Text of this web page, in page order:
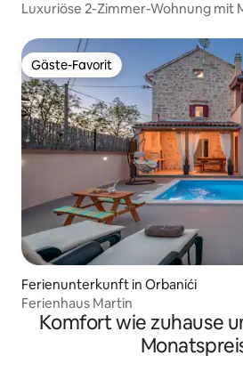
Luxuriöse 2-Zimmer-Wohnung mit
Gäste-Favorit
Gäste-Favorit
Ferienunterkunft in Orbanići
Ferienhaus Martin
Komfort wie zuhause